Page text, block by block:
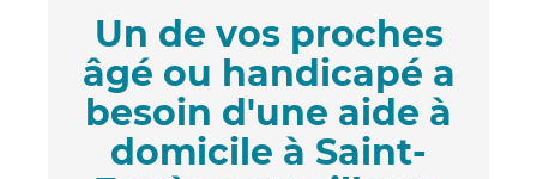
Un de vos proches
âgé ou handicapé a
besoin d'une aide à
domicile à Saint-